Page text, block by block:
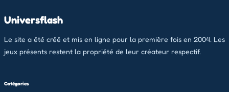
Universflash
Le site a été créé et mis en ligne pour la première fois en 2004. Les
jeux présents restent la propriété de leur créateur respectif.
Catégories